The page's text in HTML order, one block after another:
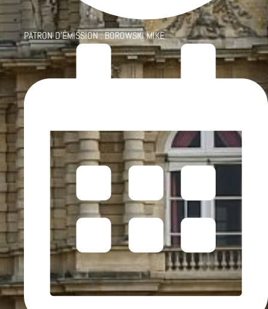
PATRON D'ÉMISSION :BOROWSKI MIKE